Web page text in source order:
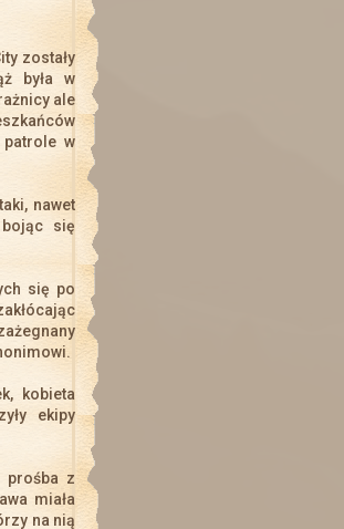
zostały
była w
ale
patrole w
nawet
się
się po
kobieta
ekipy
prośba z
miała
na nią